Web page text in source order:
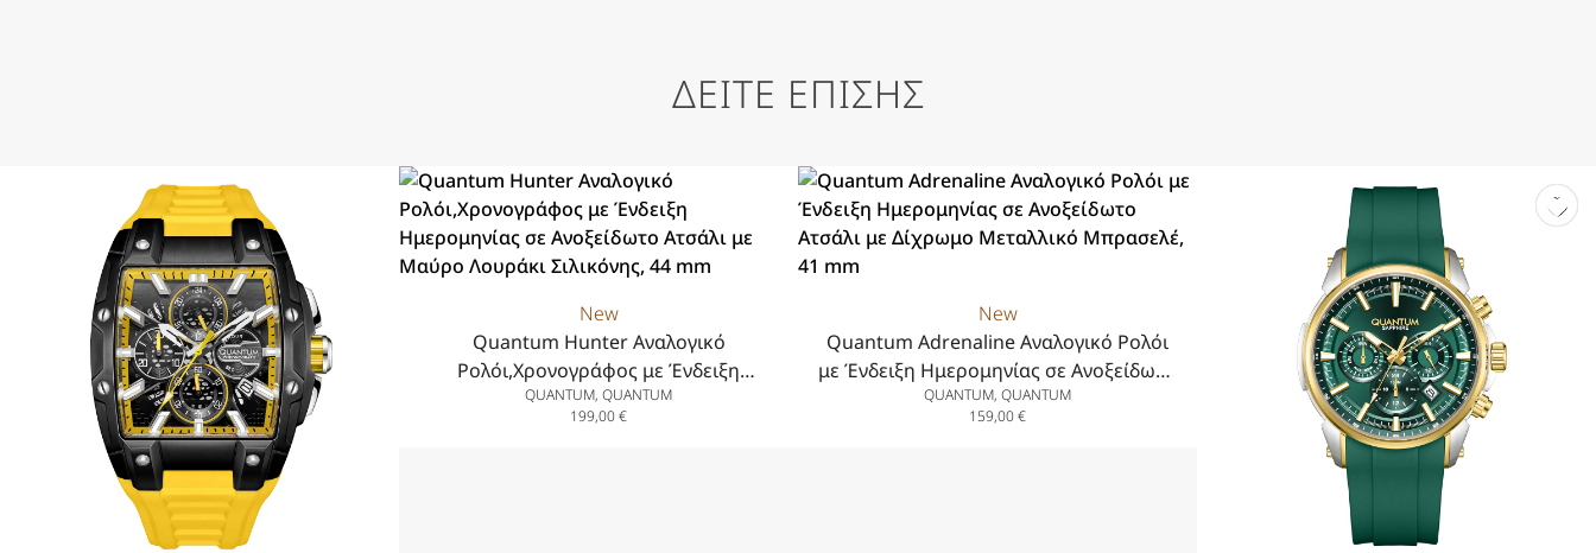
ΔΕΙΤΕ ΕΠΙΣΗΣ
New
Quantum Hunter Αναλογικό
Ρολόι,Χρονογράφος με Ένδειξη
Ημερομηνίας σε Ανοξείδωτο Ατσάλι με
Μαύρο Λουράκι Σιλικόνης, 44 mm
QUANTUM, QUANTUM
199,00€
New
Quantum Adrenaline Αναλογικό Ρολόι
με Ένδειξη Ημερομηνίας σε Ανοξείδωτο
Ατσάλι με Δίχρωμο Μεταλλικό
Μπρασελέ, 41 mm
QUANTUM, QUANTUM
159,00€